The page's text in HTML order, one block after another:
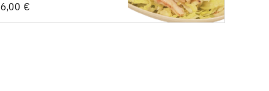
6,00 €